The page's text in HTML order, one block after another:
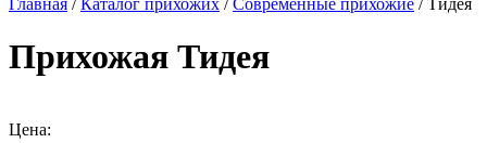
Главная /Каталог прихожих /Современные прихожие / Тидея
Прихожая Тидея
Цена: